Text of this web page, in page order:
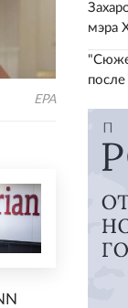
EPA
мэра